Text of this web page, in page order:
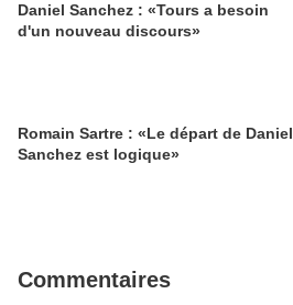
Daniel Sanchez : «Tours a besoin
d'un nouveau discours»
Romain Sartre : «Le départ de Daniel
Sanchez est logique»
Commentaires